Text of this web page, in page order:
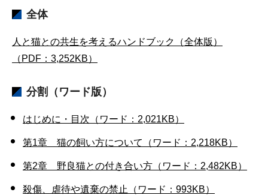
全体
人と猫との共生を考えるハンドブック（全体版）
（PDF：3,252KB）
分割（ワード版）
はじめに・目次（ワード：2,021KB）
第1章 猫の飼い方について（ワード：2,218KB）
第2章 野良猫との付き合い方（ワード：2,482KB）
殺傷、虐待や遺棄の禁止（ワード：993KB）